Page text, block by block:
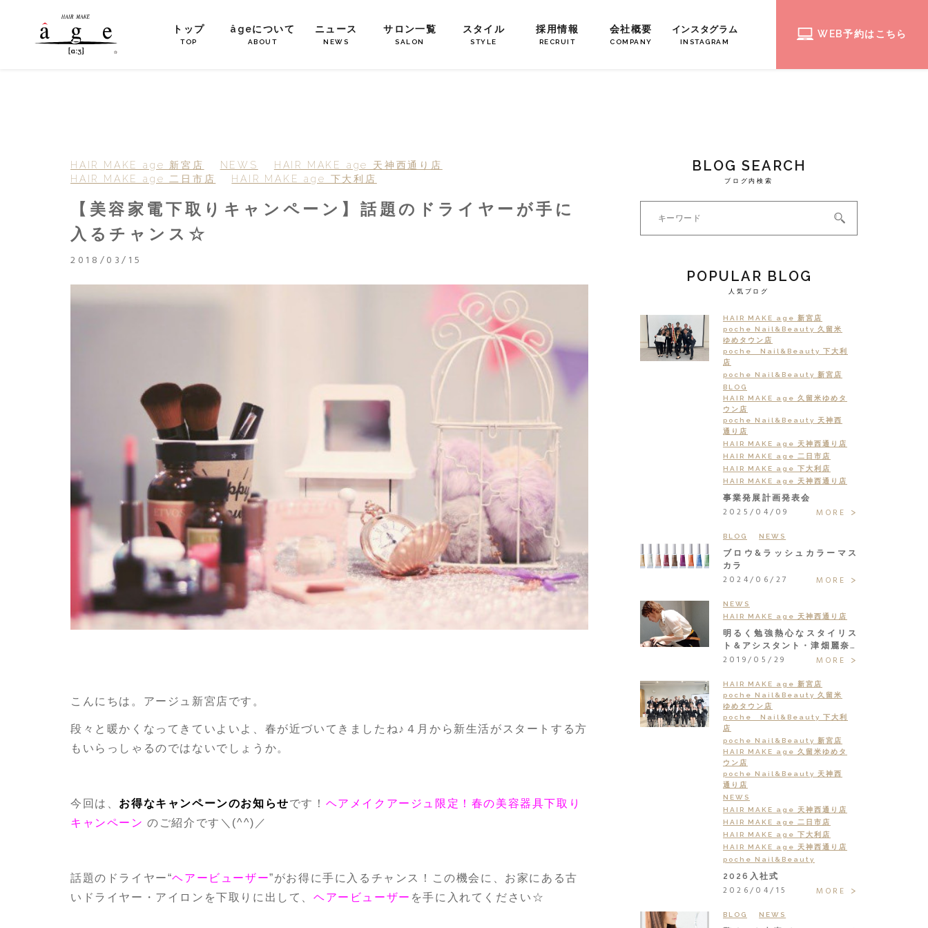
トップ
TOP
âgeについて
ABOUT
ニュース
NEWS
サロン一覧
SALON
スタイル
STYLE
採用情報
RECRUIT
会社概要
COMPANY
インスタグラム
INSTAGRAM
WEB予約はこちら
HAIR MAKE age 新宮店 NEWS
HAIR MAKE age 天神西通り店
HAIR MAKE age 二日市店
HAIR MAKE age 下大利店
【美容家電下取りキャンペーン】話題のドライヤーが手に
入るチャンス☆
2018/03/15
こんにちは。アージュ新宮店です。
段々と暖かくなってきていよいよ、春が近づいてきましたね♪４月から新生活がスタートする方
もいらっしゃるのではないでしょうか。
今回は、 お得なキャンペーンのお知らせです！ ヘアメイクアージュ限定！春の美容器具下取り
キャンペーン のご紹介です＼(^^)／
話題のドライヤー“ヘアービューザー”がお得に手に入るチャンス！この機会に、お家にある古
いドライヤー・アイロンを下取りに出して、ヘアービューザー を手に入れてください☆
BLOG SEARCH
ブログ内検索
POPULAR BLOG
人気ブログ
HAIR MAKE age 新宮店
poche Nail&Beauty 久留米
ゆめタウン店
poche Nail&Beauty 下大利
店
poche Nail&Beauty 新宮店
BLOG
HAIR MAKE age 久留米ゆめタ
ウン店
poche Nail&Beauty 天神西
通り店
HAIR MAKE age 天神西通り店
HAIR MAKE age 二日市店
HAIR MAKE age 下大利店
HAIR MAKE age 天神西通り店
事業発展計画発表会
2025/04/09 MORE
BLOG NEWS
ブロウ&ラッシュカラーマス
カラ
2024/06/27 MORE
NEWS
HAIR MAKE age 天神西通り店
明るく勉強熱心なスタイリス
ト＆アシスタント・津畑麗奈…
2019/05/29 MORE
HAIR MAKE age 新宮店
poche Nail&Beauty 久留米
ゆめタウン店
poche Nail&Beauty 下大利
店
poche Nail&Beauty 新宮店
HAIR MAKE age 久留米ゆめタ
ウン店
poche Nail&Beauty 天神西
通り店
NEWS
HAIR MAKE age 天神西通り店
HAIR MAKE age 二日市店
HAIR MAKE age 下大利店
HAIR MAKE age 天神西通り店
poche Nail&Beauty
2026入社式
2026/04/15 MORE
BLOG NEWS